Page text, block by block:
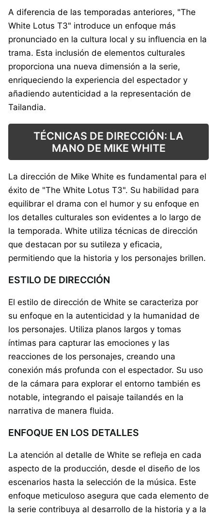
A diferencia de las temporadas anteriores, "The
White Lotus T3" introduce un enfoque más
pronunciado en la cultura local y su influencia en la
trama. Esta inclusión de elementos culturales
proporciona una nueva dimensión a la serie,
enriqueciendo la experiencia del espectador y
añadiendo autenticidad a la representación de
Tailandia.
TÉCNICAS DE DIRECCIÓN: LA
MANO DE MIKE WHITE
La dirección de Mike White es fundamental para el
éxito de "The White Lotus T3". Su habilidad para
equilibrar el drama con el humor y su enfoque en
los detalles culturales son evidentes a lo largo de
la temporada. White utiliza técnicas de dirección
que destacan por su sutileza y eficacia,
permitiendo que la historia y los personajes brillen.
ESTILO DE DIRECCIÓN
El estilo de dirección de White se caracteriza por
su enfoque en la autenticidad y la humanidad de
los personajes. Utiliza planos largos y tomas
íntimas para capturar las emociones y las
reacciones de los personajes, creando una
conexión más profunda con el espectador. Su uso
de la cámara para explorar el entorno también es
notable, integrando el paisaje tailandés en la
narrativa de manera fluida.
ENFOQUE EN LOS DETALLES
La atención al detalle de White se refleja en cada
aspecto de la producción, desde el diseño de los
escenarios hasta la selección de la música. Este
enfoque meticuloso asegura que cada elemento de
la serie contribuya al desarrollo de la historia y a la